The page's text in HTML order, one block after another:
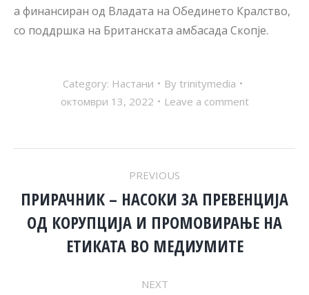
а финансиран од Владата на Обединето Кралство,
со поддршка на Британската амбасада Скопје.
Category: Настани By trinitymedia
октомври 13, 2022
Leave a comment
NAVIGATION
PREVIOUS
Previous
post:
ПРИРАЧНИК – НАСОКИ ЗА ПРЕВЕНЦИЈА
ОД КОРУПЦИЈА И ПРОМОВИРАЊЕ НА
ЕТИКАТА ВО МЕДИУМИТЕ
NEXT